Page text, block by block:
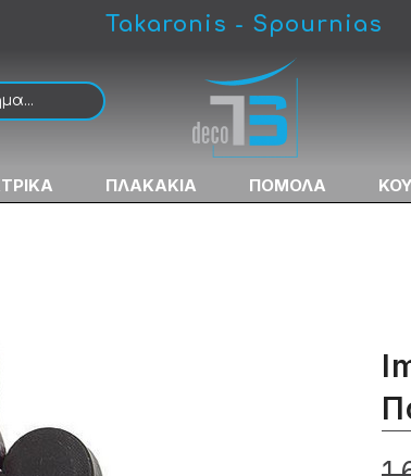
Takaronis - Spournias
ΠΛΑΚΑΚΙΑ ΠΟΜΟΛΑ